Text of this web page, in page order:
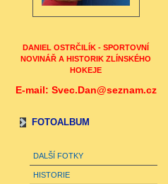
DANIEL OSTRČILÍK - SPORTOVNÍ
NOVINÁŘ A HISTORIK ZLÍNSKÉHO
HOKEJE
E-mail: Svec.Dan@seznam.cz
FOTOALBUM
DALŠÍ FOTKY
HISTORIE